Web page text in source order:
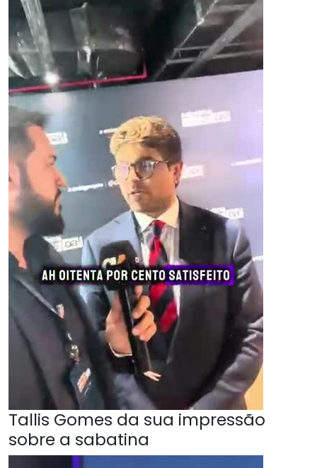
Tallis Gomes da sua impressão
sobre a sabatina